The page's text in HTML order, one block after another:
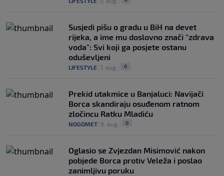
Susjedi pišu o gradu u BiH na devet
rijeka, a ime mu doslovno znači "zdrava
voda": Svi koji ga posjete ostanu
oduševljeni
LIFESTYLE 7. aug. 0
Prekid utakmice u Banjaluci: Navijači
Borca skandiraju osuđenom ratnom
zločincu Ratku Mladiću
NOGOMET 9. aug. 0
Oglasio se Zvjezdan Misimović nakon
pobjede Borca protiv Veleža i poslao
zanimljivu poruku